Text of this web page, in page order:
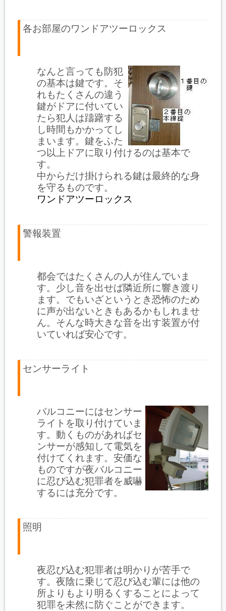
各お部屋のワンドアツーロックス
なんと言っても防犯
の基本は鍵です。そ
れもたくさんの違う
鍵がドアに付いてい
たら犯人は躊躇する
し時間もかかってし
まいます。鍵をふた
つ以上ドアに取り付けるのは基本で
す。
中からだけ掛けられる鍵は最終的な身
を守るものです。
ワンドアツーロックス
警報装置
都会ではたくさんの人が住んでいま
す。少し音を出せば隣近所に響き渡り
ます。でもいざというとき恐怖のため
に声が出ないときもあるかもしれませ
ん。そんな時大きな音を出す装置が付
いていれば安心です。
センサーライト
バルコニーにはセンサー
ライトを取り付けていま
す。動くものがあればセ
ンサーが感知して電気を
付けてくれます。安価な
ものですが夜バルコニー
に忍び込む犯罪者を威嚇
するには充分です。
照明
夜忍び込む犯罪者は明かりが苦手で
す。夜陰に乗じて忍び込む輩には他の
所よりもより明るくすることによって
犯罪を未然に防ぐことができます。